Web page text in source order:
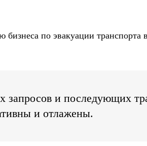
по эвакуации транспорта
запросов и последующих
и отлажены.